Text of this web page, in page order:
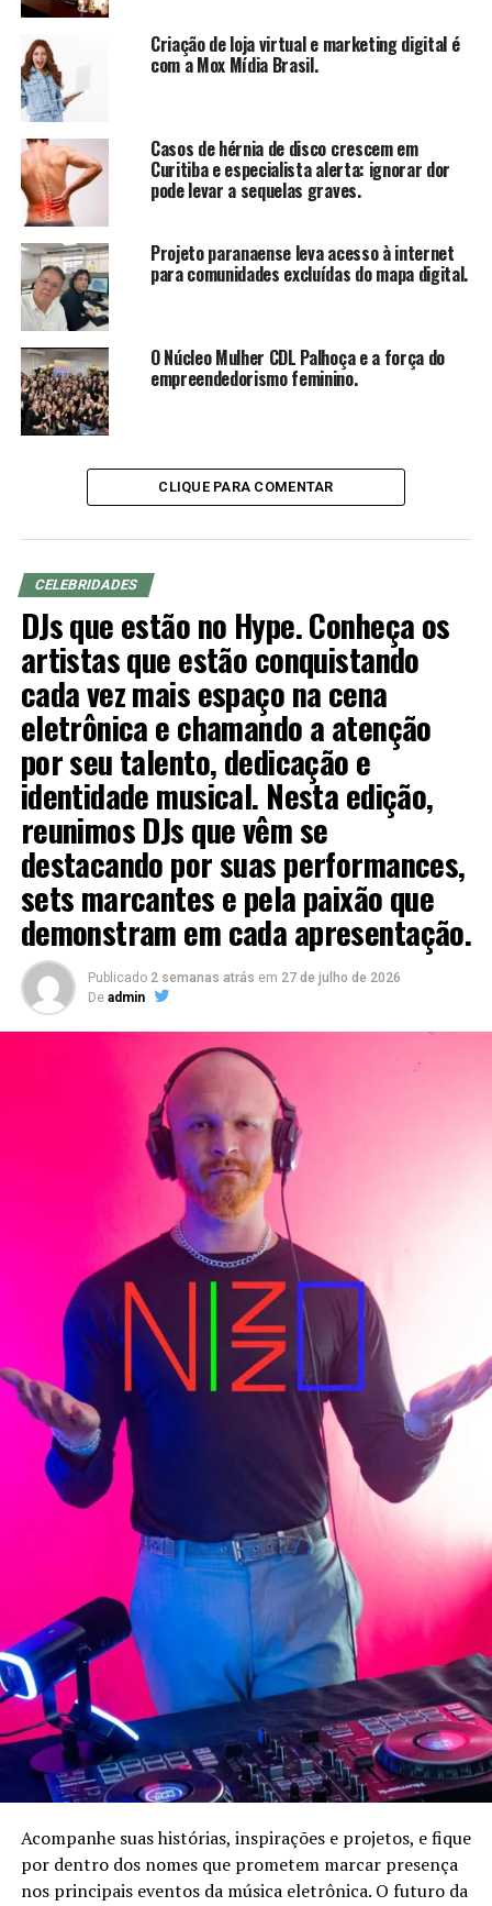
Com novos executivos, startup Incentivar reformula
setores de Dados e Operações
NÃO PERCA
Trilha sonora exclusiva e influenciadores agitam desfile
das marcas Balada e Muchacha na a Amarê Fashion
Criação de loja virtual e marketing digital é
com a Mox Mídia Brasil.
Casos de hérnia de disco crescem em
Curitiba e especialista alerta: ignorar dor
pode levar a sequelas graves.
Projeto paranaense leva acesso à internet
para comunidades excluídas do mapa digital.
O Núcleo Mulher CDL Palhoça e a força do
empreendedorismo feminino.
CLIQUE PARA COMENTAR
CELEBRIDADES
DJs que estão no Hype. Conheça os
artistas que estão conquistando
cada vez mais espaço na cena
eletrônica e chamando a atenção
por seu talento, dedicação e
identidade musical. Nesta edição,
reunimos DJs que vêm se
destacando por suas performances,
sets marcantes e pela paixão que
demonstram em cada apresentação.
Publicado 2 semanas atrás em 27 de julho de 2026
De admin
Acompanhe suas histórias, inspirações e projetos, e fique
por dentro dos nomes que prometem marcar presença
nos principais eventos da música eletrônica. O futuro da